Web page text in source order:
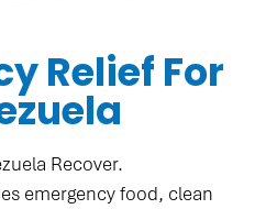
Relief For
Recover.
emergency food, clean